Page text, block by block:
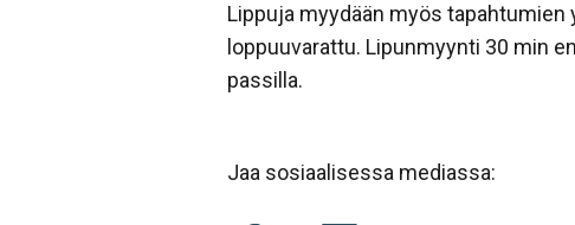
Lippuja myydään myös
loppuuvarattu. Lipunmyynti 30 min
passilla.
Jaa sosiaalisessa mediassa: